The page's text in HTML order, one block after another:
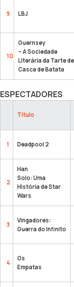
9 LBJ
10
Guernsey
– A Sociedade
Literária da Tarte de
Casca de Batata
ESPECTADORES
Título
1 Deadpool 2
2
Han
Solo: Uma
História de Star
Wars
3
Vingadores:
Guerra do Infinito
4
Os
Empatas